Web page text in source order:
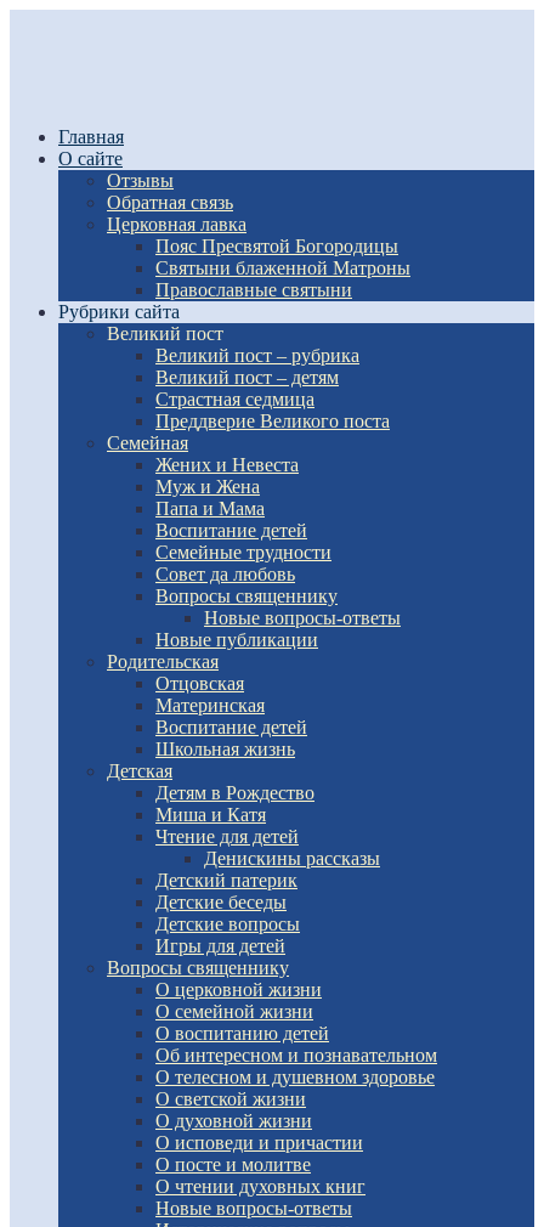
Главная
О сайте
Отзывы
Обратная связь
Церковная лавка
Пояс Пресвятой Богородицы
Святыни блаженной Матроны
Православные святыни
Рубрики сайта
Великий пост
Великий пост – рубрика
Великий пост – детям
Страстная седмица
Преддверие Великого поста
Семейная
Жених и Невеста
Муж и Жена
Папа и Мама
Воспитание детей
Семейные трудности
Совет да любовь
Вопросы священнику
Новые вопросы-ответы
Новые публикации
Родительская
Отцовская
Материнская
Воспитание детей
Школьная жизнь
Детская
Детям в Рождество
Миша и Катя
Чтение для детей
Денискины рассказы
Детский патерик
Детские беседы
Детские вопросы
Игры для детей
Вопросы священнику
О церковной жизни
О семейной жизни
О воспитанию детей
Об интересном и познавательном
О телесном и душевном здоровье
О светской жизни
О духовной жизни
О исповеди и причастии
О посте и молитве
О чтении духовных книг
Новые вопросы-ответы